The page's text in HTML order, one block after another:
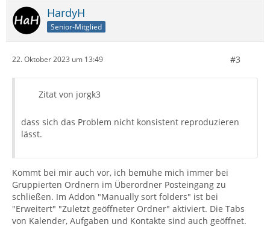
HardyH
Senior-Mitglied
22. Oktober 2023 um 13:49 #3
Zitat von jorgk3
dass sich das Problem nicht konsistent reproduzieren
lässt.
Kommt bei mir auch vor, ich bemühe mich immer bei
Gruppierten Ordnern im Überordner Posteingang zu
schließen. Im Addon "Manually sort folders" ist bei
"Erweitert" "Zuletzt geöffneter Ordner" aktiviert. Die Tabs
von Kalender, Aufgaben und Kontakte sind auch geöffnet.